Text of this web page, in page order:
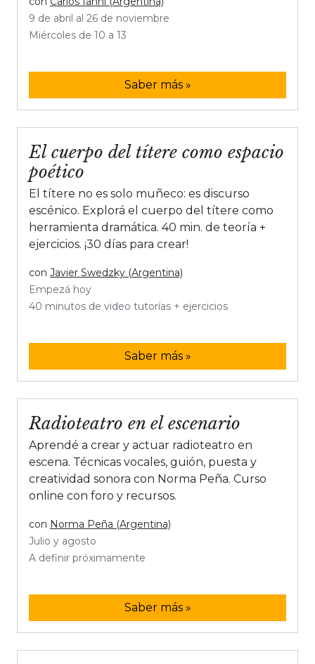
9 de abril al 26 de noviembre
Miércoles de 10 a 13
Saber más »
El cuerpo del títere como espacio
poético
El títere no es solo muñeco: es discurso
escénico. Explorá el cuerpo del títere como
herramienta dramática. 40 min. de teoría +
ejercicios. ¡30 días para crear!
con Javier Swedzky (Argentina)
Empezá hoy
40 minutos de video tutorías + ejercicios
Saber más »
Radioteatro en el escenario
Aprendé a crear y actuar radioteatro en
escena. Técnicas vocales, guión, puesta y
creatividad sonora con Norma Peña. Curso
online con foro y recursos.
con Norma Peña (Argentina)
Julio y agosto
A definir próximamente
Saber más »